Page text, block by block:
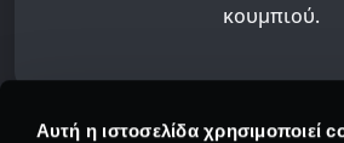
Αυτή η ιστοσελίδα χρησιμοποιεί
κουμπιού.